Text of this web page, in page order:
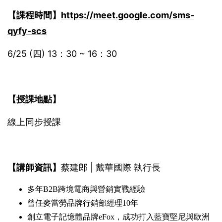
【課程時間】 https://meet.google.com/sms-
qyfy-scs
6/25 (四) 13：30 ~ 16：30
【授課地點】
線上同步授課
【講師資訊】 蔡建郎 | 戴華國際 執行長
多年B2B跨境電商與營銷實戰經驗
曾任麥當勞品牌行銷部經理10年
創立電子記憶體品牌eFox，成功打入藍寶堅尼與歐洲